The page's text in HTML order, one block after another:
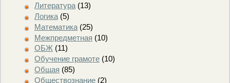
Литература(13)
Логика(5)
Математика(25)
Межпредметная (10)
ОБЖ (11)
Обучение грамоте(10)
Общая (85)
Обществознание(2)